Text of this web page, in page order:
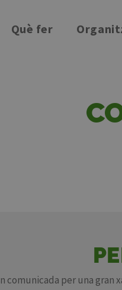
Què fer
comunicada per una